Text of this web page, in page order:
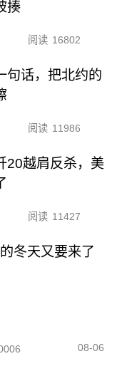
揍
阅读 16802
句话，把北约的
阅读 11986
20越肩反杀，美
阅读 11427
冬天又要来了
08-06